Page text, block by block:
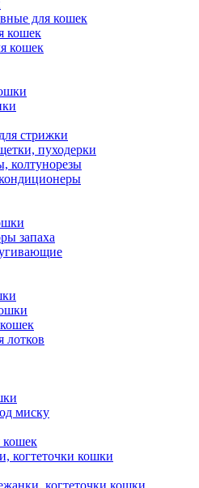
для кошек
кошек
кошек
стрижки
пуходерки
колтунорезы
запаха
лотков
миску
когтеточки кошки
когтеточки кошки